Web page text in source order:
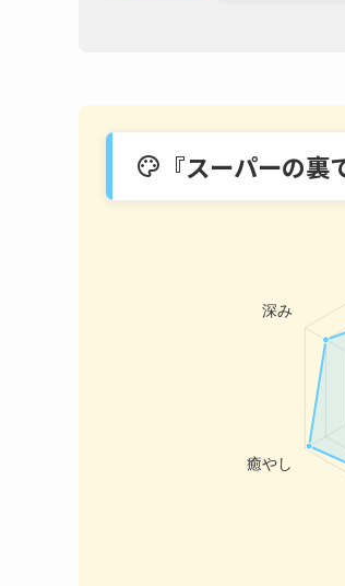
palette 『スーパーの